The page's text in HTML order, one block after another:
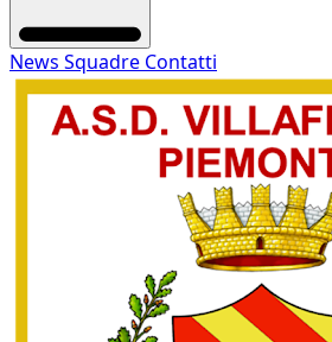
News Squadre Contatti